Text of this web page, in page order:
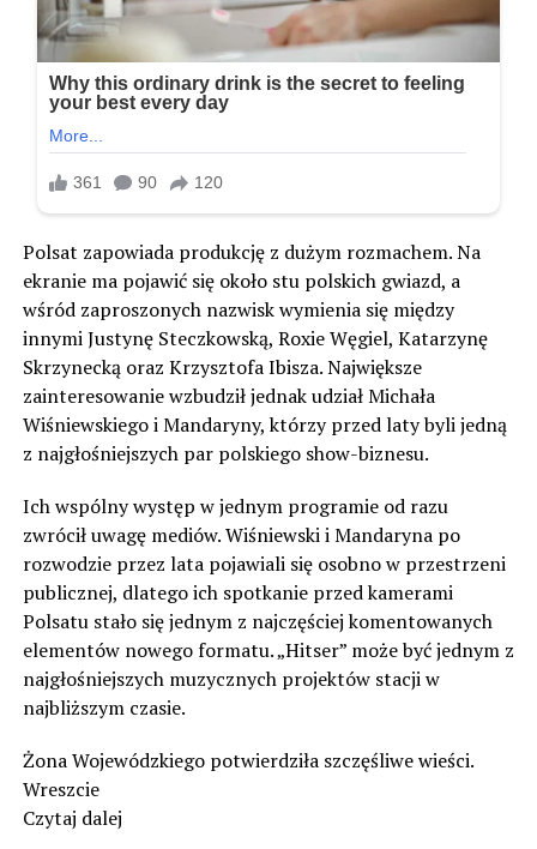
Polsat zapowiada produkcję z dużym rozmachem. Na
ekranie ma pojawić się około stu polskich gwiazd, a
wśród zaproszonych nazwisk wymienia się między
innymi Justynę Steczkowską, Roxie Węgiel, Katarzynę
Skrzynecką oraz Krzysztofa Ibisza. Największe
zainteresowanie wzbudził jednak udział Michała
Wiśniewskiego i Mandaryny, którzy przed laty byli jedną
z najgłośniejszych par polskiego show-biznesu.
Ich wspólny występ w jednym programie od razu
zwrócił uwagę mediów. Wiśniewski i Mandaryna po
rozwodzie przez lata pojawiali się osobno w przestrzeni
publicznej, dlatego ich spotkanie przed kamerami
Polsatu stało się jednym z najczęściej komentowanych
elementów nowego formatu. „Hitser” może być jednym z
najgłośniejszych muzycznych projektów stacji w
najbliższym czasie.
Żona Wojewódzkiego potwierdziła szczęśliwe wieści.
Wreszcie
Czytaj dalej